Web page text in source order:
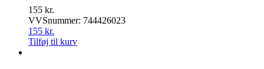
155 kr.
VVSnummer: 744426023
155 kr.
Tilføj til kurv